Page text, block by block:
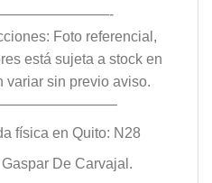
Foto referencial,
está sujeta a stock en
variar sin previo aviso.
física en Quito: N28
De Carvajal.